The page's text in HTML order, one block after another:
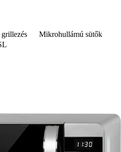
grillezés
Mikrohullámú sütők